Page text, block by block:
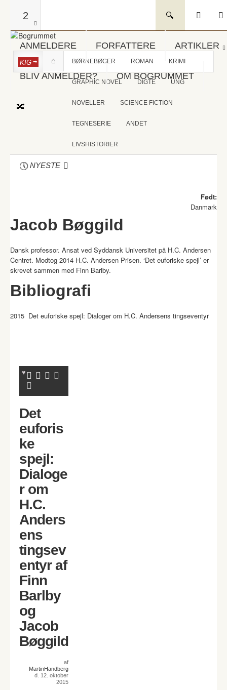
2
ANMELDERE FORFATTERE ARTIKLER
BLIV ANMELDER? OM BOGRUMMET
KIG BØRNEBØGER ROMAN KRIMI
GRAPHIC NOVEL DIGTE UNG
NOVELLER SCIENCE FICTION
TEGNESERIE ANDET
LIVSHISTORIER
NYESTE
Født:
Danmark
Jacob Bøggild
Dansk professor. Ansat ved Syddansk Universitet på H.C. Andersen
Centret. Modtog 2014 H.C. Andersen Prisen. ‘Det euforiske spejl’ er
skrevet sammen med Finn Barlby.
Bibliografi
2015 Det euforiske spejl: Dialoger om H.C. Andersens tingseventyr
Det
euforis
ke
spejl:
Dialoge
r om
H.C.
Anders
ens
tingsev
entyr af
Finn
Barlby
og
Jacob
Bøggild
af
MartinHandberg
d. 12. oktober
2015